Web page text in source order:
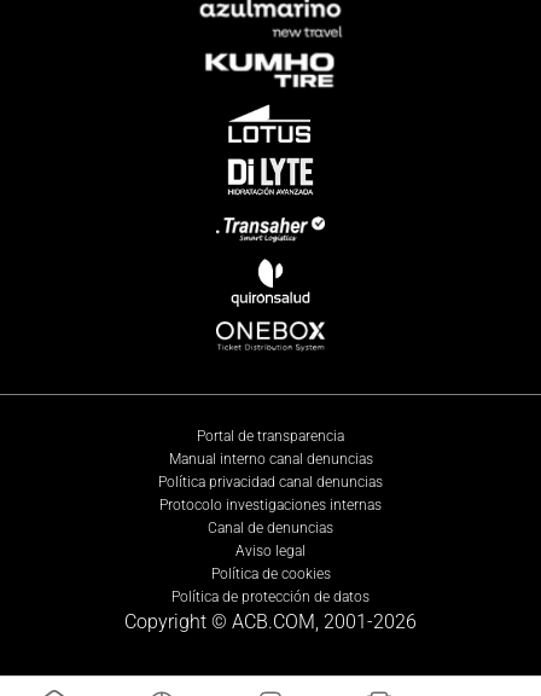
Portal de transparencia
Manual interno canal denuncias
Política privacidad canal denuncias
Protocolo investigaciones internas
Canal de denuncias
Aviso legal
Política de cookies
Política de protección de datos
Copyright © ACB.COM, 2001-2026